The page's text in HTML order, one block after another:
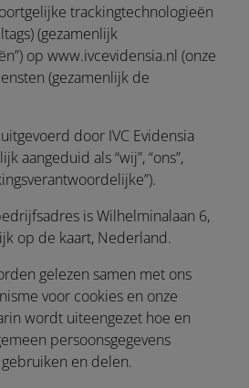
trackingtechnologieën
(gezamenlijk
”) op www.ivcevidensia.nl (onze
(gezamenlijk de
door IVC Evidensia
aangeduid als “wij”, “ons”,
”).
is Wilhelminalaan 6,
op de kaart, Nederland.
gelezen samen met ons
voor cookies en onze
wordt uiteengezet hoe en
persoonsgegevens
en delen.